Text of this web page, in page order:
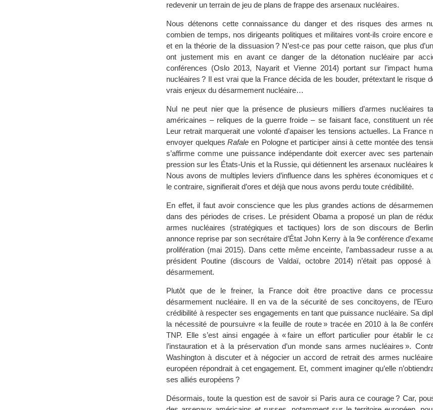
redevenir un terrain de jeu de plans de frappe des arsenaux nucléaires.
Nous détenons cette connaissance du danger et des risques des armes
combien de temps, nos dirigeants politiques et militaires vont-ils croire encore
et en la théorie de la dissuasion ? N’est-ce pas pour cette raison, que plus
ont justement mis en avant ce danger de la détonation nucléaire par
conférences (Oslo 2013, Nayarit et Vienne 2014) portant sur l’impact
nucléaires ? Il est vrai que la France décida de les bouder, prétextant le risque
vrais enjeux du désarmement nucléaire…
Nul ne peut nier que la présence de plusieurs milliers d’armes nucléaires
américaines – reliques de la guerre froide – se faisant face, constituent un
Leur retrait marquerait une volonté d’apaiser les tensions actuelles. La France
envoyer quelquesRafale en Pologne et participer ainsi à cette montée des
s’affirme comme une puissance indépendante doit exercer avec ses
pression sur les États-Unis et la Russie, qui détiennent les arsenaux nucléaires
Nous avons de multiples leviers d’influence dans les sphères économiques et
le contraire, signifierait d’ores et déjà que nous avons perdu toute crédibilité.
En effet, il faut avoir conscience que les plus grandes actions de
dans des périodes de crises. Le président Obama a proposé un plan de
armes nucléaires (stratégiques et tactiques) lors de son discours de
annonce reprise par son secrétaire d’État John Kerry à la 9e conférence
prolifération (mai 2015). Dans cette même enceinte, l’ambassadeur russe a
président Poutine (discours de Valdaï, octobre 2014) n’était pas opposé
désarmement.
Plutôt que de le freiner, la France doit être proactive dans ce
désarmement nucléaire. Il en va de la sécurité de ses concitoyens, de
crédibilité à respecter ses engagements en tant que puissance nucléaire. Sa
la nécessité de poursuivre « la feuille de route » tracée en 2010 à la 8e
TNP. Elle s’est ainsi engagée à « faire un effort particulier pour établir le
l’instauration et à la préservation d’un monde sans armes nucléaires ».
Washington à discuter et à négocier un accord de retrait des armes
européen répondrait à cet engagement. Et, comment imaginer qu’elle
ses alliés européens ?
Désormais, toute la question est de savoir si Paris aura ce courage ? Car,